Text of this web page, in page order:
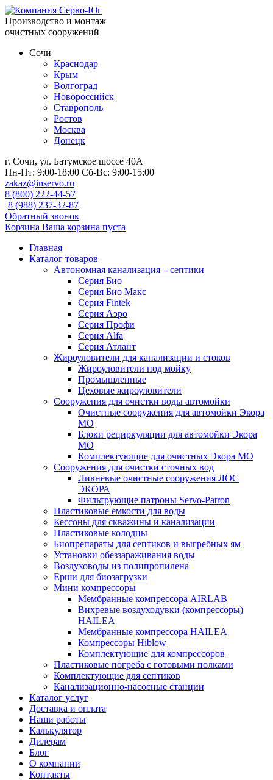
Производство и монтаж
очистных сооружений
Сочи
Краснодар
Крым
Волгоград
Новороссийск
Ставрополь
Ростов
Москва
Донецк
г. Сочи, ул. Батумское шоссе 40А
Пн-Пт: 9:00-18:00 Сб-Вс: 9:00-15:00
zakaz@inservo.ru
8 (800) 222-44-57
8 (988) 237-32-87
Обратный звонок
Корзина Ваша корзина пуста
Главная
Каталог товаров
Автономная канализация – септики
Серия Био
Серия Био Макс
Серия Fintek
Серия Аэро
Серия Профи
Серия Alfa
Серия Атлант
Жироуловители для канализации и стоков
Жироуловители под мойку
Промышленные
Цеховые жироуловители
Сооружения для очистки воды автомойки
Очистные сооружения для автомойки Экора
МО
Блоки рециркуляции для автомойки Экора
МО
Комплектующие для очистных Экора МО
Сооружения для очистки сточных вод
Ливневые очистные сооружения ЛОС
ЭКОРА
Фильтрующие патроны Servo-Patron
Пластиковые емкости для воды
Кессоны для скважины и канализации
Пластиковые колодцы
Биопрепараты для септиков и выгребных ям
Установки обеззараживания воды
Воздуховоды из полипропилена
Ерши для биозагрузки
Мини компрессоры
Мембранные компрессора AIRLAB
Вихревые воздуходувки (компрессоры)
HAILEA
Мембранные компрессора HAILEA
Компрессоры Hiblow
Комплектующие для компрессоров
Пластиковые погреба с готовыми полками
Комплектующие для септиков
Канализационно-насосные станции
Каталог услуг
Доставка и оплата
Наши работы
Калькулятор
Дилерам
Блог
О компании
Контакты